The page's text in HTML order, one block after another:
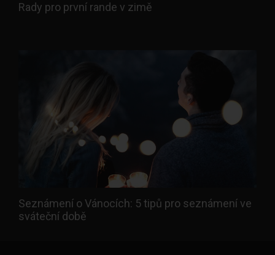
Rady pro první rande v zimě
Seznámení o Vánocích: 5 tipů pro seznámení ve
sváteční době